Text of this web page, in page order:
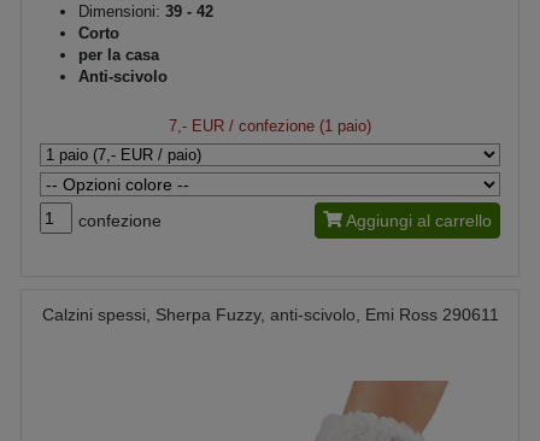
Dimensioni: 39 - 42
Corto
per la casa
Anti-scivolo
7,- EUR / confezione (1 paio)
confezione Aggiungi al carrello
Calzini spessi, Sherpa Fuzzy, anti-scivolo, Emi Ross 290611